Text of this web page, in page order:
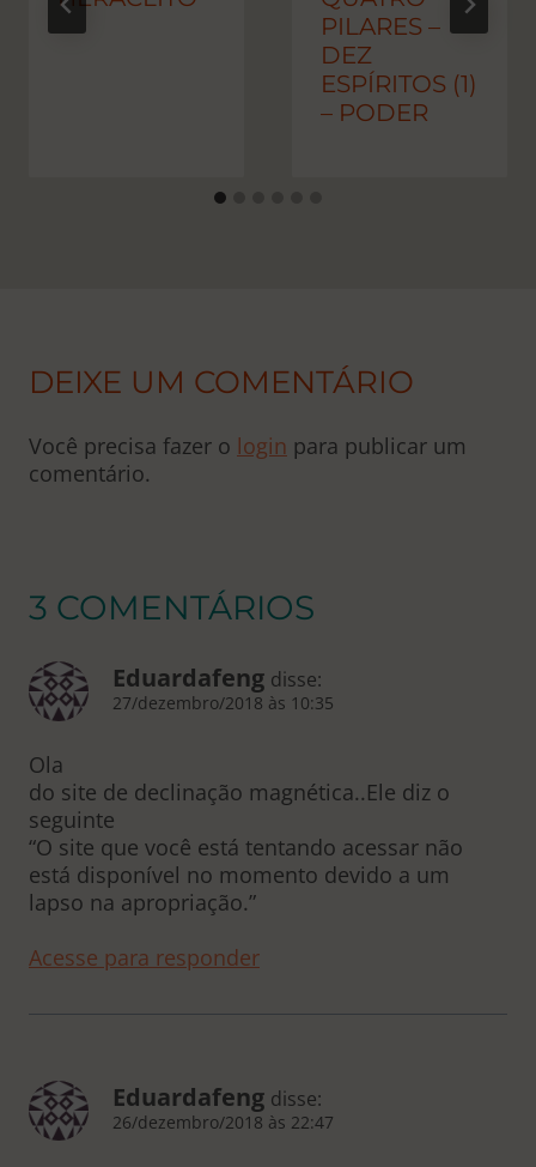
PILARES –
DEZ
ESPÍRITOS (1)
– PODER
DEIXE UM COMENTÁRIO
Você precisa fazer o login para publicar um
comentário.
3 COMENTÁRIOS
Eduardafeng disse:
27/dezembro/2018 às 10:35
Ola
do site de declinação magnética..Ele diz o
seguinte
“O site que você está tentando acessar não
está disponível no momento devido a um
lapso na apropriação.”
Acesse para responder
Eduardafeng disse:
26/dezembro/2018 às 22:47